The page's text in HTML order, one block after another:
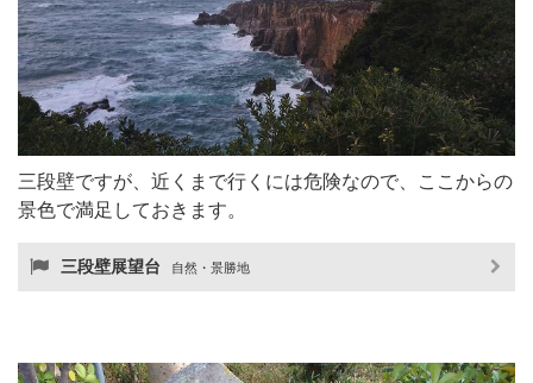
三段壁ですが、近くまで行くには危険なので、ここからの
景色で満足しておきます。
三段壁展望台 自然・景勝地